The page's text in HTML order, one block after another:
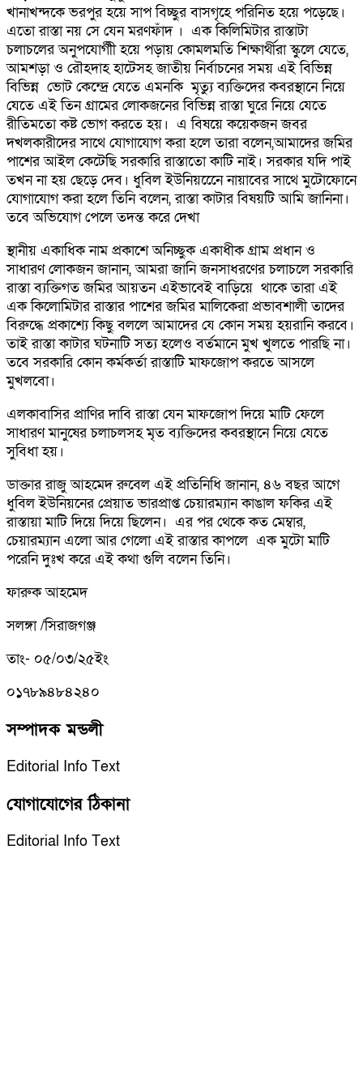
খানাখন্দকে ভরপুর হয়ে সাপ বিচ্ছুর বাসগৃহে পরিনিত হয়ে পড়েছে।
এতো রাস্তা নয় সে যেন মরণফাঁদ । এক কিলিমিটার রাস্তাটা
চলাচলের অনুপযোগীী হয়ে পড়ায় কোমলমতি শিক্ষার্থীরা স্কুলে যেতে,
আমশড়া ও রৌহদাহ হাটেসহ জাতীয় নির্বাচনের সময় এই বিভিন্ন
বিভিন্ন ভোট কেন্দ্রে যেতে এমনকি মৃত্যু ব্যক্তিদের কবরস্থানে নিয়ে
যেতে এই তিন গ্রামের লোকজনের বিভিন্ন রাস্তা ঘুরে নিয়ে যেতে
রীতিমতো কষ্ট ভোগ করতে হয়। এ বিষয়ে কয়েকজন জবর
দখলকারীদের সাথে যোগাযোগ করা হলে তারা বলেন,আমাদের জমির
পাশের আইল কেটেছি সরকারি রাস্তাতো কাটি নাই। সরকার যদি পাই
তখন না হয় ছেড়ে দেব। ধুবিল ইউনিয়নেেে নায়াবের সাথে মুটোফোনে
যোগাযোগ করা হলে তিনি বলেন, রাস্তা কাটার বিষয়টি আমি জানিনা।
তবে অভিযোগ পেলে তদন্ত করে দেখা
স্থানীয় একাধিক নাম প্রকাশে অনিচ্ছুক একাধীক গ্রাম প্রধান ও
সাধারণ লোকজন জানান, আমরা জানি জনসাধরণের চলাচলে সরকারি
রাস্তা ব্যক্তিগত জমির আয়তন এইভাবেই বাড়িয়ে থাকে তারা এই
এক কিলোমিটার রাস্তার পাশের জমির মালিকেরা প্রভাবশালী তাদের
বিরুদ্ধে প্রকাশ্যে কিছু বললে আমাদের যে কোন সময় হয়রানি করবে।
তাই রাস্তা কাটার ঘটনাটি সত্য হলেও বর্তমানে মুখ খুলতে পারছি না।
তবে সরকারি কোন কর্মকর্তা রাস্তাটি মাফজোপ করতে আসলে
মুখলবো।
এলকাবাসির প্রাণির দাবি রাস্তা যেন মাফজোপ দিয়ে মাটি ফেলে
সাধারণ মানুষের চলাচলসহ মৃত ব্যক্তিদের কবরস্থানে নিয়ে যেতে
সুবিধা হয়।
ডাক্তার রাজু আহমেদ রুবেল এই প্রতিনিধি জানান, ৪৬ বছর আগে
ধুবিল ইউনিয়নের প্রেয়াত ভারপ্রাপ্ত চেয়ারম্যান কাঙাল ফকির এই
রাস্তায়া মাটি দিয়ে দিয়ে ছিলেন। এর পর থেকে কত মেম্বার,
চেয়ারম্যান এলো আর গেলো এই রাস্তার কাপলে এক মুটো মাটি
পরেনি দুঃখ করে এই কথা গুলি বলেন তিনি।
ফারুক আহমেদ
সলঙ্গা /সিরাজগঞ্জ
তাং- ০৫/০৩/২৫ইং
০১৭৮৯৪৮৪২৪০
সম্পাদক মন্ডলী
Editorial Info Text
যোগাযোগের ঠিকানা
Editorial Info Text